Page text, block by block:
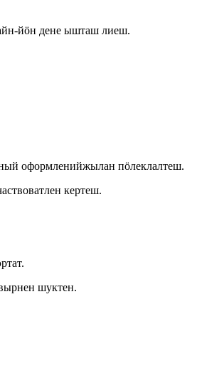
йӧн дене ышташ лиеш.
оформленийжылан пӧлеклалтеш.
кертеш.
шуктен.